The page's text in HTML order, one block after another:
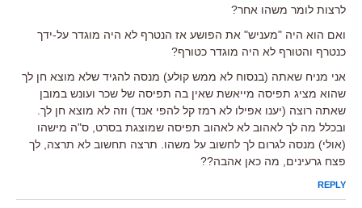
לרצות לומר משהו אחר?
ואם הוא היה "מעניש" את הפושע אז הנטרף לא היה מוגדר על-ידך
כנטרף והטורף לא היה מוגדר כטורף?
אני מניח שאתה (בנסוח לא ממש קולע) מנסה להגיד שלא מוצא חן לך
שהוא מציג תפיסה מייאשת שאין בה תפיסה של שכר ועונש במובן
שאתה רוצה (יענו אפילו לא רמז קל להפי אנד) וזה לא מוצא חן לך.
ובכלל מה לך לאהוב לא לאהוב תפיסה שמוצגת בסרט, ס"ה מישהו
(אולי) מנסה לגרום לך לחשוב על משהו. תרצה תחשוב לא תרצה, לך
פצח גרעינים, מה כאן אהבה??
REPLY